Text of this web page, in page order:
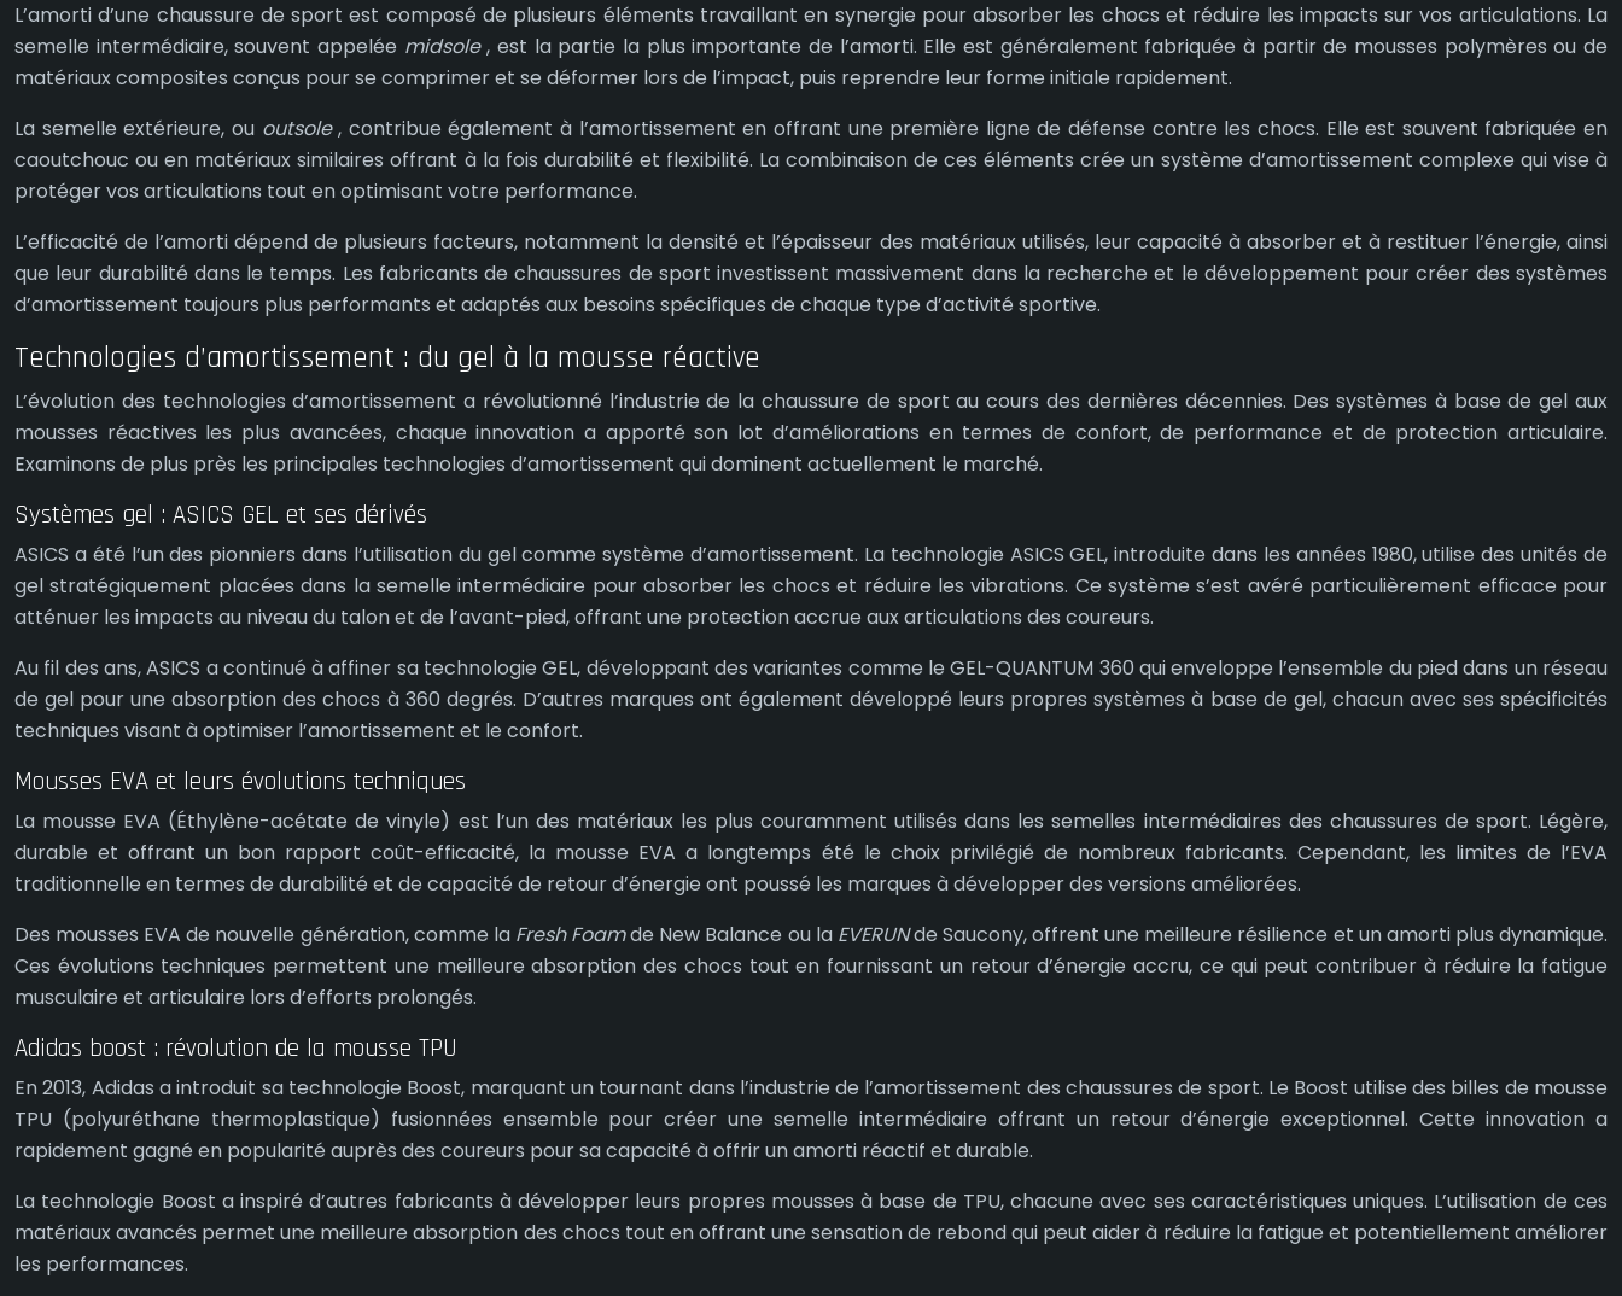
L’amorti d’une chaussure de sport est composé de plusieurs éléments travaillant en synergie pour absorber les chocs et réduire les impacts sur vos articulations. La
semelle intermédiaire, souvent appelée midsole, est la partie la plus importante de l’amorti. Elle est généralement fabriquée à partir de mousses polymères ou de
matériaux composites conçus pour se comprimer et se déformer lors de l’impact, puis reprendre leur forme initiale rapidement.
La semelle extérieure, ou outsole, contribue également à l’amortissement en offrant une première ligne de défense contre les chocs. Elle est souvent fabriquée en
caoutchouc ou en matériaux similaires offrant à la fois durabilité et flexibilité. La combinaison de ces éléments crée un système d’amortissement complexe qui vise à
protéger vos articulations tout en optimisant votre performance.
L’efficacité de l’amorti dépend de plusieurs facteurs, notamment la densité et l’épaisseur des matériaux utilisés, leur capacité à absorber et à restituer l’énergie, ainsi
que leur durabilité dans le temps. Les fabricants de chaussures de sport investissent massivement dans la recherche et le développement pour créer des systèmes
d’amortissement toujours plus performants et adaptés aux besoins spécifiques de chaque type d’activité sportive.
Technologies d’amortissement : du gel à la mousse réactive
L’évolution des technologies d’amortissement a révolutionné l’industrie de la chaussure de sport au cours des dernières décennies. Des systèmes à base de gel aux
mousses réactives les plus avancées, chaque innovation a apporté son lot d’améliorations en termes de confort, de performance et de protection articulaire.
Examinons de plus près les principales technologies d’amortissement qui dominent actuellement le marché.
Systèmes gel : ASICS GEL et ses dérivés
ASICS a été l’un des pionniers dans l’utilisation du gel comme système d’amortissement. La technologie ASICS GEL, introduite dans les années 1980, utilise des unités de
gel stratégiquement placées dans la semelle intermédiaire pour absorber les chocs et réduire les vibrations. Ce système s’est avéré particulièrement efficace pour
atténuer les impacts au niveau du talon et de l’avant-pied, offrant une protection accrue aux articulations des coureurs.
Au fil des ans, ASICS a continué à affiner sa technologie GEL, développant des variantes comme le GEL-QUANTUM 360 qui enveloppe l’ensemble du pied dans un réseau
de gel pour une absorption des chocs à 360 degrés. D’autres marques ont également développé leurs propres systèmes à base de gel, chacun avec ses spécificités
techniques visant à optimiser l’amortissement et le confort.
Mousses EVA et leurs évolutions techniques
La mousse EVA (Éthylène-acétate de vinyle) est l’un des matériaux les plus couramment utilisés dans les semelles intermédiaires des chaussures de sport. Légère,
durable et offrant un bon rapport coût-efficacité, la mousse EVA a longtemps été le choix privilégié de nombreux fabricants. Cependant, les limites de l’EVA
traditionnelle en termes de durabilité et de capacité de retour d’énergie ont poussé les marques à développer des versions améliorées.
Des mousses EVA de nouvelle génération, comme la Fresh Foamde New Balance ou la EVERUNde Saucony, offrent une meilleure résilience et un amorti plus dynamique.
Ces évolutions techniques permettent une meilleure absorption des chocs tout en fournissant un retour d’énergie accru, ce qui peut contribuer à réduire la fatigue
musculaire et articulaire lors d’efforts prolongés.
Adidas boost : révolution de la mousse TPU
En 2013, Adidas a introduit sa technologie Boost, marquant un tournant dans l’industrie de l’amortissement des chaussures de sport. Le Boost utilise des billes de mousse
TPU (polyuréthane thermoplastique) fusionnées ensemble pour créer une semelle intermédiaire offrant un retour d’énergie exceptionnel. Cette innovation a
rapidement gagné en popularité auprès des coureurs pour sa capacité à offrir un amorti réactif et durable.
La technologie Boost a inspiré d’autres fabricants à développer leurs propres mousses à base de TPU, chacune avec ses caractéristiques uniques. L’utilisation de ces
matériaux avancés permet une meilleure absorption des chocs tout en offrant une sensation de rebond qui peut aider à réduire la fatigue et potentiellement améliorer
les performances.